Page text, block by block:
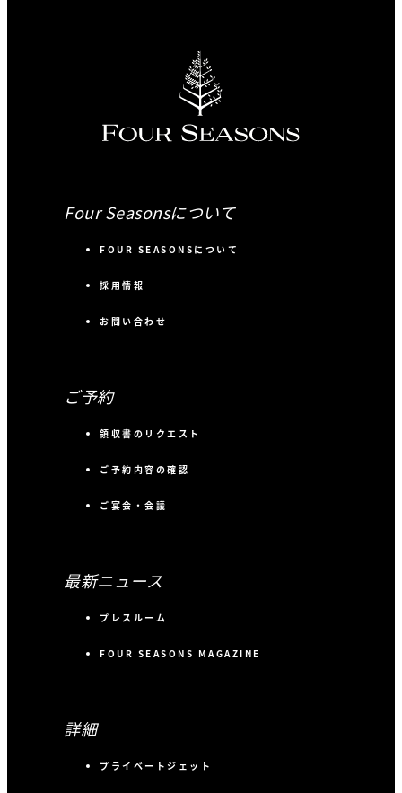
Four Seasonsについて
FOUR SEASONSについて
採用情報
お問い合わせ
ご予約
領収書のリクエスト
ご予約内容の確認
ご宴会・会議
最新ニュース
プレスルーム
FOUR SEASONS MAGAZINE
詳細
プライベートジェット